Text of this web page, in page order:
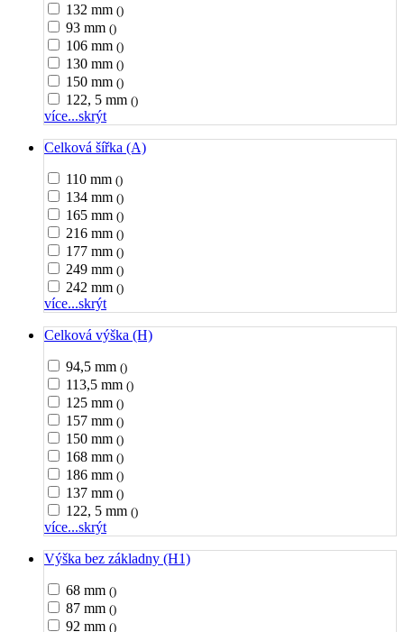
132 mm ()
93 mm ()
106 mm ()
130 mm ()
150 mm ()
122, 5 mm ()
více...skrýt
Celková šířka (A)
110 mm ()
134 mm ()
165 mm ()
216 mm ()
177 mm ()
249 mm ()
242 mm ()
více...skrýt
Celková výška (H)
94,5 mm ()
113,5 mm ()
125 mm ()
157 mm ()
150 mm ()
168 mm ()
186 mm ()
137 mm ()
122, 5 mm ()
více...skrýt
Výška bez základny (H1)
68 mm ()
87 mm ()
92 mm ()